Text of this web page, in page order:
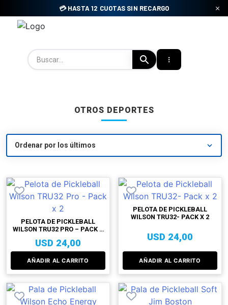
to
content
💳 HASTA 12 CUOTAS SIN RECARGO
OTROS DEPORTES
PELOTA DE PICKLEBALL
WILSON TRU32 PRO – PACK X
USD 24,00
AÑADIR AL CARRITO
PELOTA DE PICKLEBALL
WILSON TRU32- PACK X 2
USD 24,00
AÑADIR AL CARRITO